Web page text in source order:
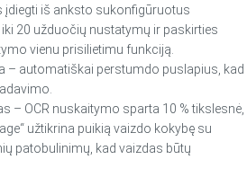
įdiegti iš anksto sukonfigūruotus
20 užduočių nustatymų ir paskirties
vienu prisilietimu funkciją.
– automatiškai perstumdo puslapius, kad
– OCR nuskaitymo sparta 10 % tikslesnė,
užtikrina puikią vaizdo kokybę su
patobulinimų, kad vaizdas būtų